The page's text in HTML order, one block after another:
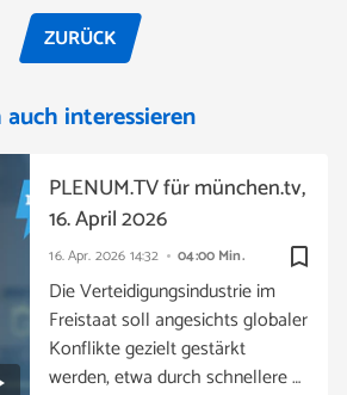
ZURÜCK
interessieren
bookmark_border
16. Apr. 2026 14:32 04:00 Min.
PLENUM.TV für münchen.tv,
16. April 2026
Die Verteidigungsindustrie im
Freistaat soll angesichts globaler
Konflikte gezielt gestärkt
werden, etwa durch schnellere …